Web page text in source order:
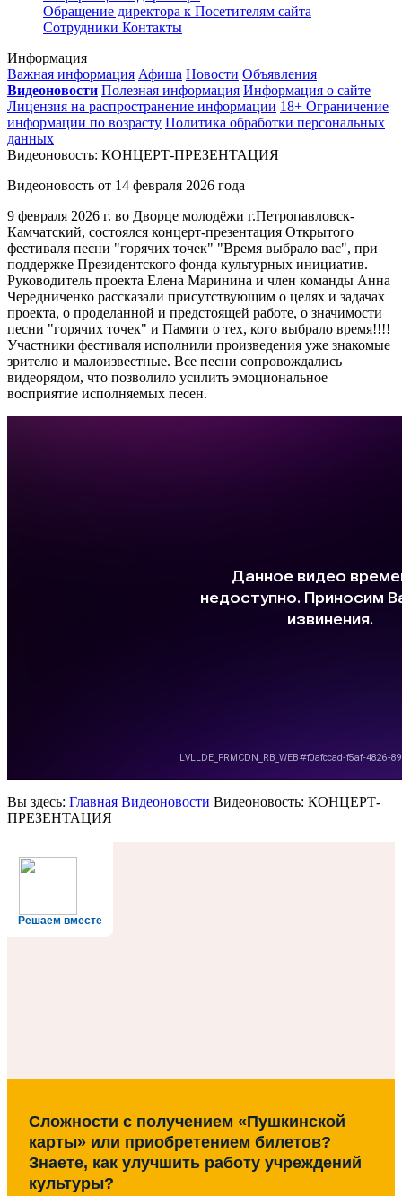
Обращение директора к Посетителям сайта
Сотрудники Контакты
Информация
Важная информация Афиша Новости Объявления
Видеоновости Полезная информация Информация о сайте
Лицензия на распространение информации 18+ Ограничение
информации по возрасту Политика обработки персональных
данных
Видеоновость: КОНЦЕРТ-ПРЕЗЕНТАЦИЯ
Видеоновость от 14 февраля 2026 года
9 февраля 2026 г. во Дворце молодёжи г.Петропавловск-
Камчатский, состоялся концерт-презентация Открытого
фестиваля песни "горячих точек" "Время выбрало вас", при
поддержке Президентского фонда культурных инициатив.
Руководитель проекта Елена Маринина и член команды Анна
Чередниченко рассказали присутствующим о целях и задачах
проекта, о проделанной и предстоящей работе, о значимости
песни "горячих точек" и Памяти о тех, кого выбрало время!!!!
Участники фестиваля исполнили произведения уже знакомые
зрителю и малоизвестные. Все песни сопровождались
видеорядом, что позволило усилить эмоциональное
восприятие исполняемых песен.
Вы здесь: Главная Видеоновости Видеоновость: КОНЦЕРТ-
ПРЕЗЕНТАЦИЯ
Решаем вместе
Сложности с получением «Пушкинской
карты» или приобретением билетов?
Знаете, как улучшить работу учреждений
культуры?